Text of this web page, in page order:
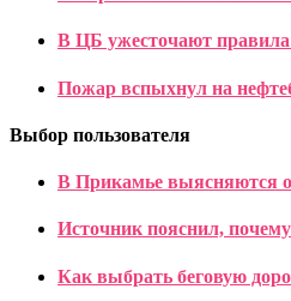
В ЦБ ужесточают
Пожар вспыхнул на
Выбор пользователя
В Прикамье выясняются
Источник пояснил,
Как выбрать беговую